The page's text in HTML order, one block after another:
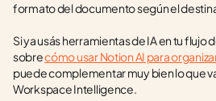
formato del documento según el
Si ya usás herramientas de IA en tu flujo
sobre cómo usar Notion AI para
puede complementar muy bien lo que
Workspace Intelligence.